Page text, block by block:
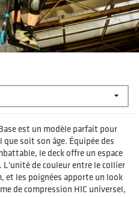

est un modèle parfait pour
soit son âge. Équipée des
le deck offre un espace
de couleur entre le collier
et les poignées apporte un look
de compression HIC universel,